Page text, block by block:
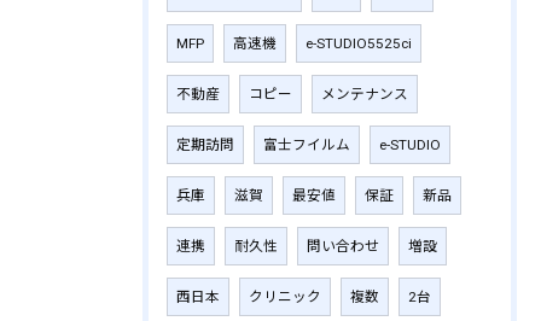
MFP 高速機 e-STUDIO5525ci
不動産 コピー メンテナンス
定期訪問 富士フイルム e-STUDIO
兵庫 滋賀 最安値 保証 新品
連携 耐久性 問い合わせ 増設
西日本 クリニック 複数 2台